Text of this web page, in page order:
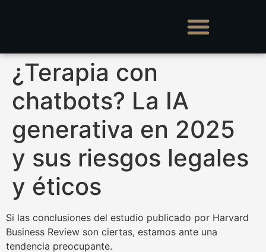
¿Terapia con
chatbots? La IA
generativa en 2025
y sus riesgos legales
y éticos
Si las conclusiones del estudio publicado por Harvard
Business Review son ciertas, estamos ante una
tendencia preocupante.